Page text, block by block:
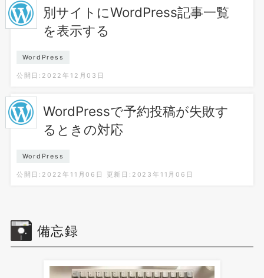
別サイトにWordPress記事一覧
を表示する
WordPress
公開日:2022年12月03日
WordPressで予約投稿が失敗す
るときの対応
WordPress
公開日:2022年11月06日 更新日:2023年11月06日
備忘録